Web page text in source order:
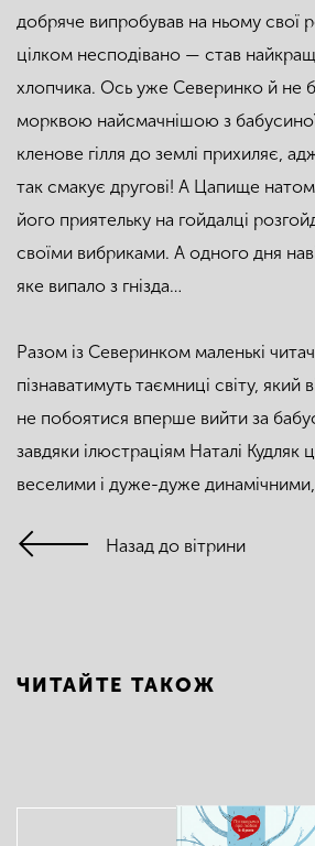
добряче випробував на ньому свої
цілком несподівано — став
хлопчика. Ось уже Северинко й не
морквою найсмачнішою з
кленове гілля до землі прихиляє,
так смакує другові! А Цапище
його приятельку на гойдалці
своїми вибриками. А одного дня
яке випало з гнізда…
Разом із Северинком маленькі
пізнаватимуть таємниці світу, який
не побоятися вперше вийти за
завдяки ілюстраціям Наталі Кудляк
веселими і дуже-дуже динамічними,
Назад до вітрини
ЧИТАЙТЕ ТАКОЖ